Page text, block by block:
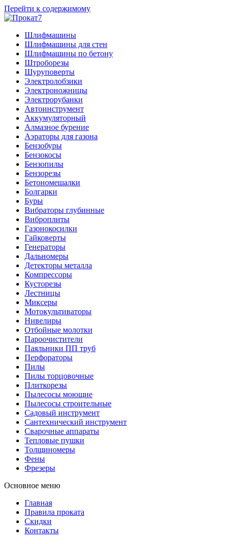
Перейти к содержимому
Шлифмашины
Шлифмашины для стен
Шлифмашины по бетону
Штроборезы
Шуруповерты
Электролобзики
Электроножницы
Электрорубанки
Автоинструмент
Аккумуляторный
Алмазное бурение
Аэраторы для газона
Бензобуры
Бензокосы
Бензопилы
Бензорезы
Бетономешалки
Болгарки
Буры
Вибраторы глубинные
Виброплиты
Газонокосилки
Гайковерты
Генераторы
Дальномеры
Детекторы металла
Компрессоры
Кусторезы
Лестницы
Миксеры
Мотокультиваторы
Нивелиры
Отбойные молотки
Пароочистители
Паяльники ПП труб
Перфораторы
Пилы
Пилы торцовочные
Плиткорезы
Пылесосы моющие
Пылесосы строительные
Садовый инструмент
Сантехнический инструмент
Сварочные аппараты
Тепловые пушки
Толщиномеры
Фены
Фрезеры
Основное меню
Главная
Правила проката
Скидки
Контакты